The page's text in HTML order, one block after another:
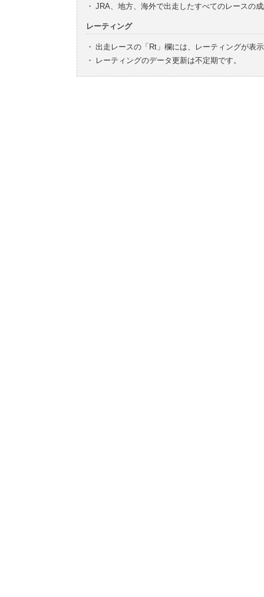
・ JRA、地方、海外で出走したすべてのレースの
レーティング
・ 出走レースの「Rt」欄には、レーティングが表
・
レーティングのデータ更新は不定期です。